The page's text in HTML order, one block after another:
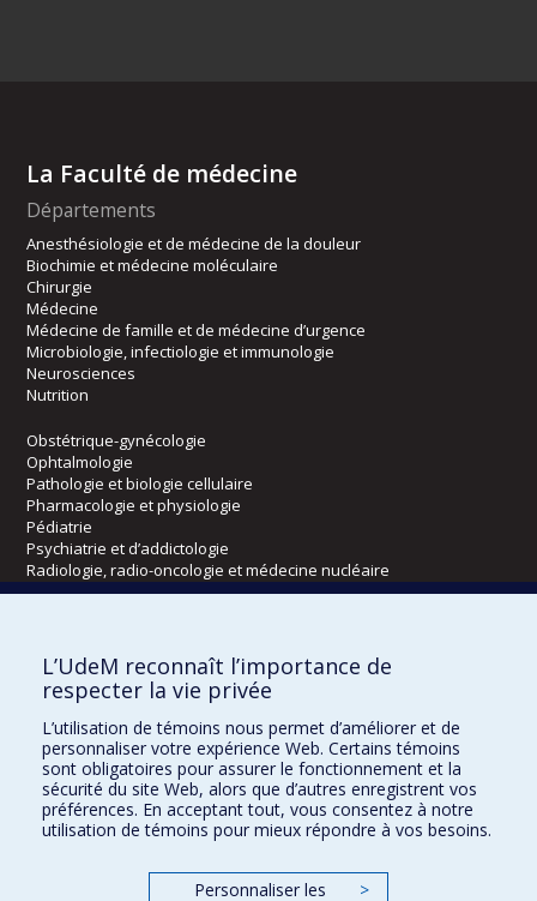
La Faculté de médecine
Départements
Anesthésiologie et de médecine de la douleur
Biochimie et médecine moléculaire
Chirurgie
Médecine
Médecine de famille et de médecine d’urgence
Microbiologie, infectiologie et immunologie
Neurosciences
Nutrition
Obstétrique-gynécologie
Ophtalmologie
Pathologie et biologie cellulaire
Pharmacologie et physiologie
Pédiatrie
Psychiatrie et d’addictologie
Radiologie, radio-oncologie et médecine nucléaire
Kinésiologie et des sciences de l’activité physique
Orthophonie et audiologie
Réadaptation
Directions
DPC
CPASS
L’UdeM reconnaît l’importance de
respecter la vie privée
L’utilisation de témoins nous permet d’améliorer et de
personnaliser votre expérience Web. Certains témoins
sont obligatoires pour assurer le fonctionnement et la
sécurité du site Web, alors que d’autres enregistrent vos
préférences. En acceptant tout, vous consentez à notre
utilisation de témoins pour mieux répondre à vos besoins.
Personnaliser les
>